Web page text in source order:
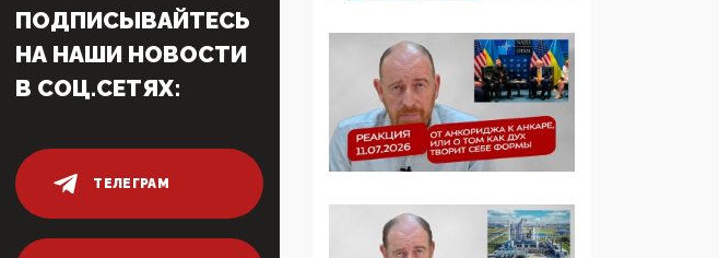
от ЭМИ
05:58, 26 Мая 2026
Роскомнадзор
освободили от борца с
деструктивным и
07:39, 25 Мая 2026
ПОДПИСЫВАЙТЕСЬ
НА НАШИ НОВОСТИ
В СОЦ.СЕТЯХ:
ТЕЛЕГРАМ